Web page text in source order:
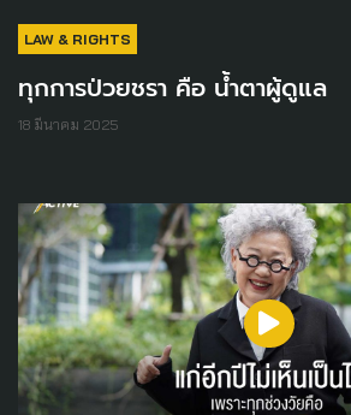
LAW & RIGHTS
ทุกการป่วยชรา คือ น้ำตาผู้ดูแล
18 มีนาคม 2025